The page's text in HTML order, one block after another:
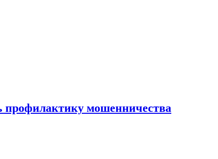
профилактику мошенничества